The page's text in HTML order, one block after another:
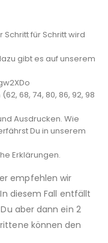
für Schritt wird
gibt es auf unserem
68, 74, 80, 86, 92, 98
Ausdrucken. Wie
Du in unserem
Erklärungen.
empfehlen wir
diesem Fall entfällt
aber dann ein 2
können den